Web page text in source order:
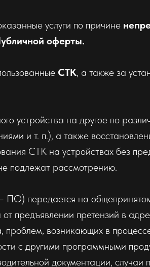
услуги по причине
оферты.
CTK, а также за
устройства на другое по
и т. п.), а также
CTK на устройствах без
подлежат рассмотрению.
передается на
предъявлении претензий в
возникающих в
с другими программными
документации,